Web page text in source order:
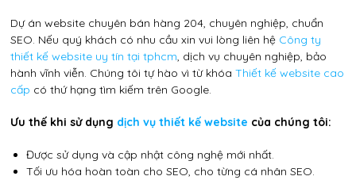
Dự án website chuyên bán hàng 204, chuyên nghiệp, chuẩn
SEO. Nếu quý khách có nhu cầu xin vui lòng liên hệ Công ty
thiết kế website uy tín tại tphcm, dịch vụ chuyên nghiệp, bảo
hành vĩnh viễn. Chúng tôi tự hào vì từ khóaThiết kế website cao
cấp có thứ hạng tìm kiếm trên Google.
Ưu thế khi sử dụng dịch vụ thiết kế website của chúng tôi:
Được sử dụng và cập nhật công nghệ mới nhất.
Tối ưu hóa hoàn toàn cho SEO, cho từng cá nhân SEO.